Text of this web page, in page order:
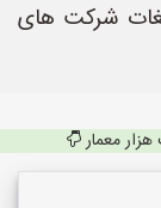
شرکت های
معمار